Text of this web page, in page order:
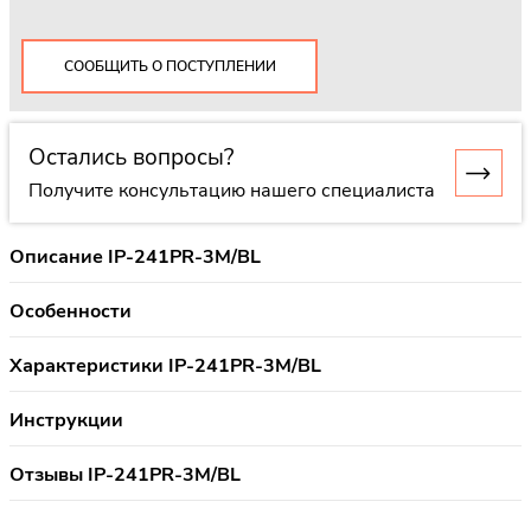
СООБЩИТЬ О ПОСТУПЛЕНИИ
Остались вопросы?
Получите консультацию нашего специалиста
Описание IP-241PR-3M/BL
Особенности
Характеристики IP-241PR-3M/BL
Инструкции
Отзывы IP-241PR-3M/BL